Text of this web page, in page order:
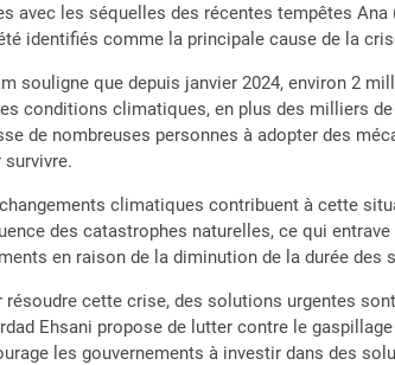
avec les séquelles des récentes tempêtes
identifiés comme la principale cause de la
souligne que depuis janvier 2024, environ 2
conditions climatiques, en plus des milliers
de nombreuses personnes à adopter des
survivre.
climatiques contribuent à cette
des catastrophes naturelles, ce qui
en raison de la diminution de la durée
résoudre cette crise, des solutions urgentes
Ehsani propose de lutter contre le
les gouvernements à investir dans des